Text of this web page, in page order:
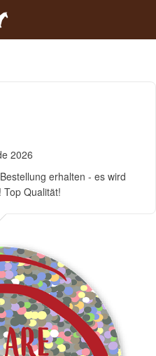
2026
erhalten - es wird
Top Qualität!